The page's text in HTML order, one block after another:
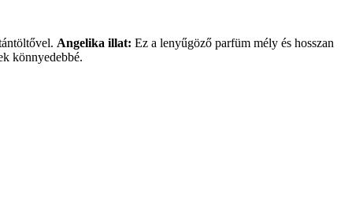
Angelika illat: Ez a lenyűgöző parfüm mély és hosszan
könnyedebbé.